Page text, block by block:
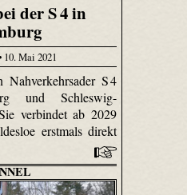
der S 4 in
Mai 2021
S 4
und Schleswig-
verbindet ab 2029
erstmals direkt